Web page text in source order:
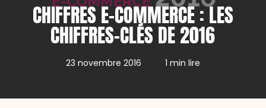
CHIFFRES E-COMMERCE : LES
CHIFFRES-CLÉS DE 2016
23 novembre 2016 1 min lire